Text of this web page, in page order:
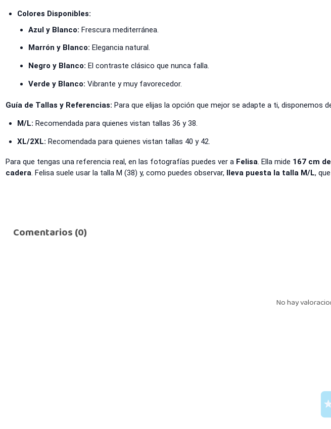
Colores Disponibles:
Azul y Blanco: Frescura mediterránea.
Marrón y Blanco: Elegancia natural.
Negro y Blanco: El contraste clásico que nunca falla.
Verde y Blanco: Vibrante y muy favorecedor.
Guía de Tallas y Referencias: Para que elijas la opción que mejor se adapte a ti, disponemos
M/L: Recomendada para quienes vistan tallas 36 y 38.
XL/2XL: Recomendada para quienes vistan tallas 40 y 42.
Para que tengas una referencia real, en las fotografías puedes ver a Felisa. Ella mide 167 cm
cadera. Felisa suele usar la talla M (38) y, como puedes observar, lleva puesta la talla M/L,
Comentarios (0)
No hay